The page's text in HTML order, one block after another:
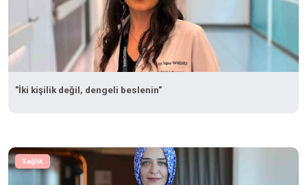
"İki kişilik değil, dengeli beslenin"
Sağlık